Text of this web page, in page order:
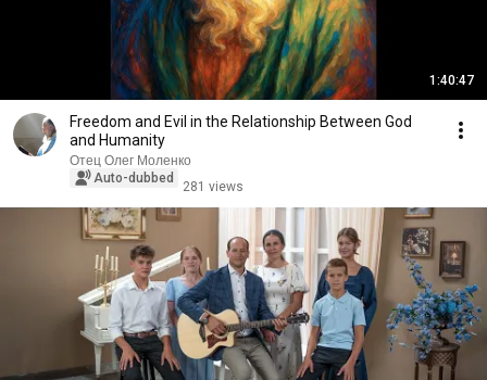
1:40:47
Freedom and Evil in the Relationship Between God
and Humanity
Отец Олег Моленко
Auto-dubbed
281 views